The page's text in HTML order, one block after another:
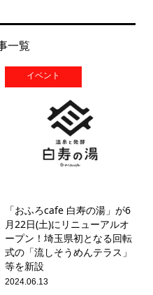
一覧
イベント
「おふろcafe 白寿の湯」が6
月22日(土)にリニューアルオ
ープン！埼玉県初となる回転
式の「流しそうめんテラス」
等を新設
2024.06.13